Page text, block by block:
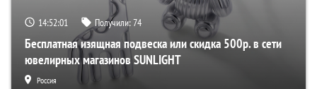
14:52:00 Получили:74
Бесплатная изящная подвеска или скидка 500р. в сети
ювелирных магазинов SUNLIGHT
Россия